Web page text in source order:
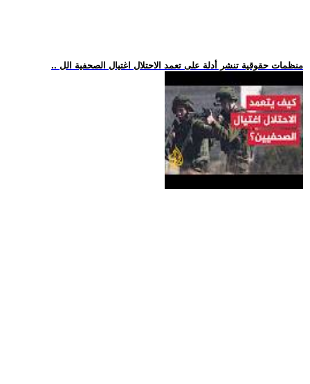
.. منظمات حقوقية تنشر أدلة على تعمد الاحتلال اغتيال الصحفية الل